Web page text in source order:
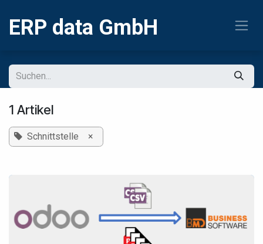
ERP data GmbH
1 Artikel
Schnittstelle ×